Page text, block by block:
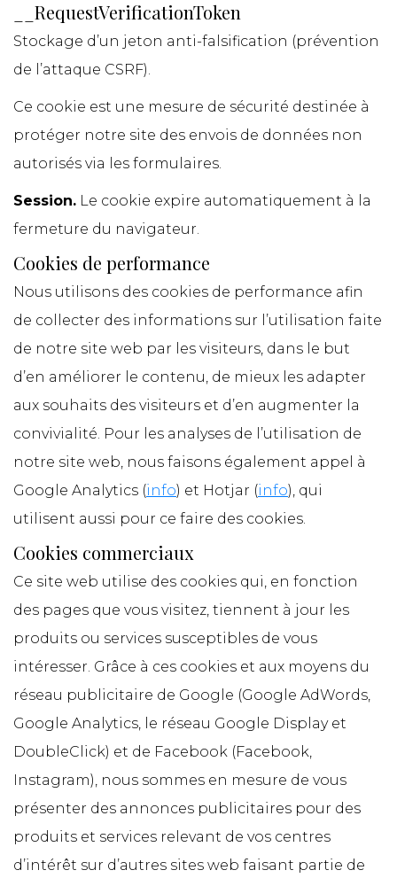
__RequestVerificationToken
Stockage d’un jeton anti-falsification (prévention
de l’attaque CSRF).
Ce cookie est une mesure de sécurité destinée à
protéger notre site des envois de données non
autorisés via les formulaires.
Session. Le cookie expire automatiquement à la
fermeture du navigateur.
Cookies de performance
Nous utilisons des cookies de performance afin
de collecter des informations sur l’utilisation faite
de notre site web par les visiteurs, dans le but
d’en améliorer le contenu, de mieux les adapter
aux souhaits des visiteurs et d’en augmenter la
convivialité. Pour les analyses de l’utilisation de
notre site web, nous faisons également appel à
Google Analytics (info) et Hotjar (info), qui
utilisent aussi pour ce faire des cookies.
Cookies commerciaux
Ce site web utilise des cookies qui, en fonction
des pages que vous visitez, tiennent à jour les
produits ou services susceptibles de vous
intéresser. Grâce à ces cookies et aux moyens du
réseau publicitaire de Google (Google AdWords,
Google Analytics, le réseau Google Display et
DoubleClick) et de Facebook (Facebook,
Instagram), nous sommes en mesure de vous
présenter des annonces publicitaires pour des
produits et services relevant de vos centres
d’intérêt sur d’autres sites web faisant partie de